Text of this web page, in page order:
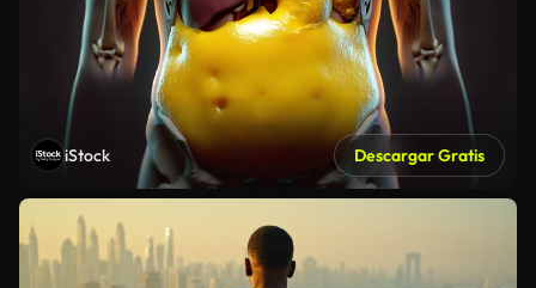
iStock Descargar Gratis